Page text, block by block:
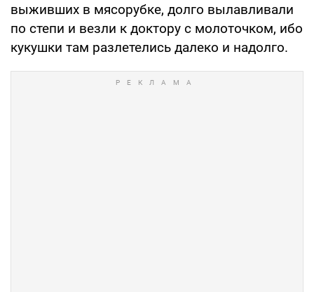
выживших в мясорубке, долго вылавливали
по степи и везли к доктору с молоточком, ибо
кукушки там разлетелись далеко и надолго.